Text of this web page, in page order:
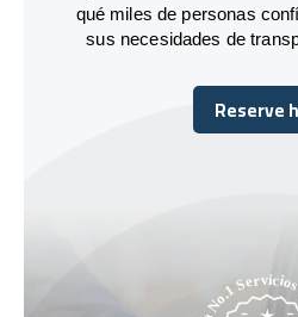
qué miles de personas
sus necesidades de
Reserve
Reserve